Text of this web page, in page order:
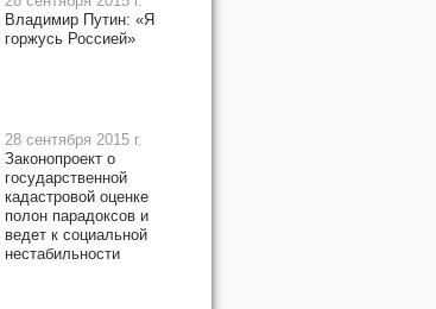
Владимир Путин: «Я
горжусь Россией»
28 сентября 2015 г.
Законопроект о
государственной
кадастровой оценке
полон парадоксов и
ведет к социальной
нестабильности